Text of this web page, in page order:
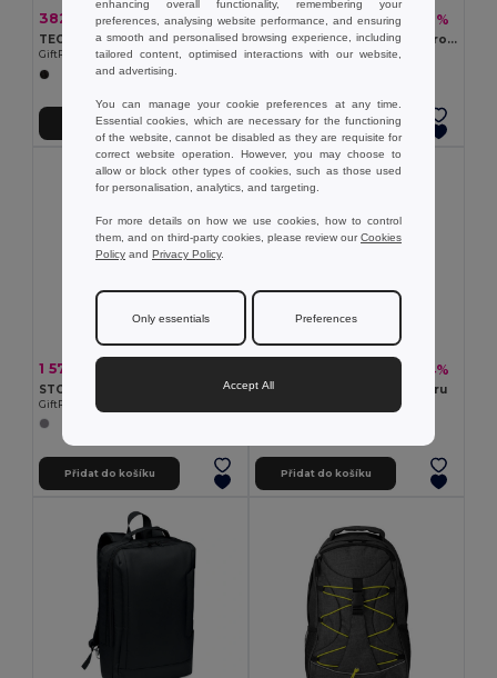
382,72 kč749,26 kč -49%
TECNOTREK Batoh na laptop
GiftRetail MO9096
Přidat do košíku
195,06 kč569,22 kč -66%
MILANO Batoh s ochranou proti krádeži
GiftRetail MO9328
Přidat do košíku
1 576,17 kč
STOCKHOLM TROLLEY Kombi kufr-batoh na kolečkách
GiftRetail MO9179
Přidat do košíku
-54%
RIGA Batoh z 600D polyesteru
Přidat do košíku
enhancing overall functionality, remembering your
preferences, analysing website performance, and ensuring
a smooth and personalised browsing experience, including
tailored content, optimised interactions with our website,
and advertising.
You can manage your cookie preferences at any time.
Essential cookies, which are necessary for the functioning
of the website, cannot be disabled as they are requisite for
correct website operation. However, you may choose to
allow or block other types of cookies, such as those used
for personalisation, analytics, and targeting.
For more details on how we use cookies, how to control
them, and on third-party cookies, please review ourCookies
Policy and Privacy Policy.
Only essentials Preferences
Accept All